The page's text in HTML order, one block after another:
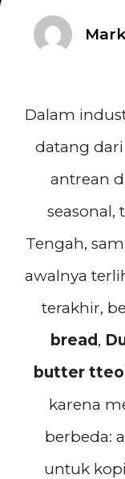
Dalam
datang dari
antrean
seasonal,
Tengah,
awalnya
terakhir,
bread ,
butter
karena
berbeda:
untuk